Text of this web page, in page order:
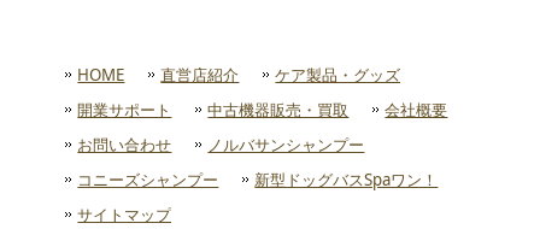
HOME 直営店紹介
ケア製品・グッズ
開業サポート
中古機器販売・買取
会社概要
お問い合わせ
ノルバサンシャンプー
コニーズシャンプー
新型ドッグバスSpaワン！
サイトマップ